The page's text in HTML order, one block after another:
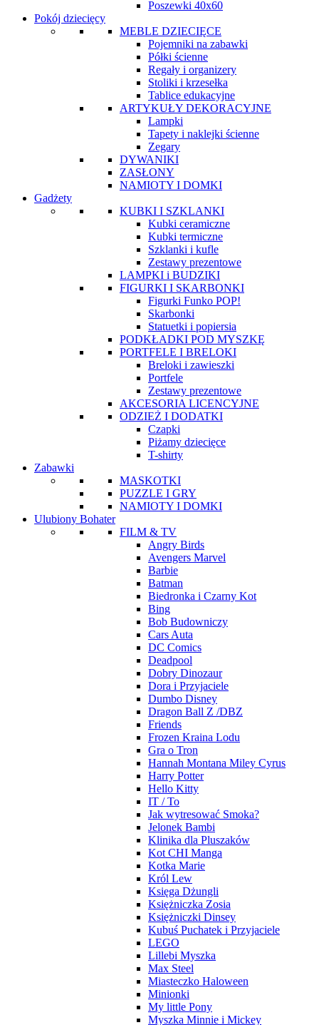
Poszewki 40x60
Pokój dziecięcy
MEBLE DZIECIĘCE
Pojemniki na zabawki
Półki ścienne
Regały i organizery
Stoliki i krzesełka
Tablice edukacyjne
ARTYKUŁY DEKORACYJNE
Lampki
Tapety i naklejki ścienne
Zegary
DYWANIKI
ZASŁONY
NAMIOTY I DOMKI
Gadżety
KUBKI I SZKLANKI
Kubki ceramiczne
Kubki termiczne
Szklanki i kufle
Zestawy prezentowe
LAMPKI i BUDZIKI
FIGURKI I SKARBONKI
Figurki Funko POP!
Skarbonki
Statuetki i popiersia
PODKŁADKI POD MYSZKĘ
PORTFELE I BRELOKI
Breloki i zawieszki
Portfele
Zestawy prezentowe
AKCESORIA LICENCYJNE
ODZIEŻ I DODATKI
Czapki
Piżamy dziecięce
T-shirty
Zabawki
MASKOTKI
PUZZLE I GRY
NAMIOTY I DOMKI
Ulubiony Bohater
FILM & TV
Angry Birds
Avengers Marvel
Barbie
Batman
Biedronka i Czarny Kot
Bing
Bob Budowniczy
Cars Auta
DC Comics
Deadpool
Dobry Dinozaur
Dora i Przyjaciele
Dumbo Disney
Dragon Ball Z /DBZ
Friends
Frozen Kraina Lodu
Gra o Tron
Hannah Montana Miley Cyrus
Harry Potter
Hello Kitty
IT / To
Jak wytresować Smoka?
Jelonek Bambi
Klinika dla Pluszaków
Kot CHI Manga
Kotka Marie
Król Lew
Księga Dżungli
Księżniczka Zosia
Księżniczki Dinsey
Kubuś Puchatek i Przyjaciele
LEGO
Lillebi Myszka
Max Steel
Miasteczko Haloween
Minionki
My little Pony
Myszka Minnie i Mickey